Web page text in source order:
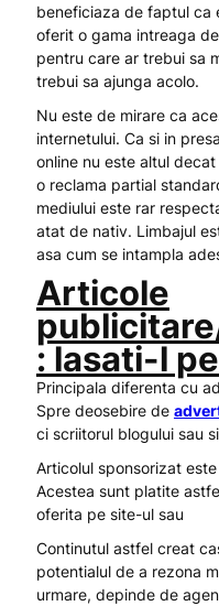
beneficiaza de faptul ca
oferit o gama intreaga
pentru care ar trebui sa
trebui sa ajunga acolo.
Nu este de mirare ca
internetului. Ca si in
online nu este altul
o reclama partial
mediului este rar
atat de nativ. Limbajul
asa cum se intampla
Articole
: lasati-l
Principala diferenta cu
Spre deosebire de
ci scriitorul blogului sau
Articolul sponsorizat
Acestea sunt platite
oferita pe site-ul sau
Continutul astfel creat
potentialul de a rezona
urmare, depinde de